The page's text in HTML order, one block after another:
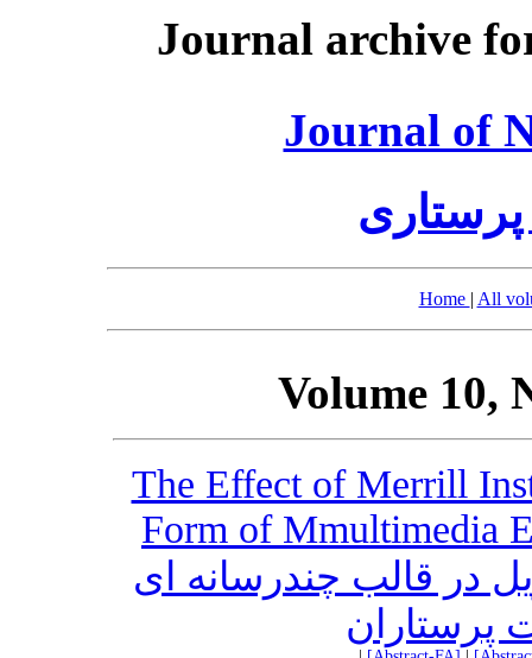
Journal archive
Journal of
Home | All
Volume 10,
The Effect of Merrill
Form of Mmultimedia
در قالب چندرسانه ای
پرستاران